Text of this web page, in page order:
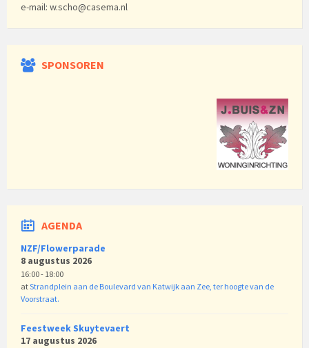
e-mail: w.scho@casema.nl
SPONSOREN
AGENDA
NZF/Flowerparade
8 augustus 2026
16:00 - 18:00
atStrandplein aan de Boulevard van Katwijk aan Zee, ter hoogte van de
Voorstraat.
Feestweek Skuytevaert
17 augustus 2026